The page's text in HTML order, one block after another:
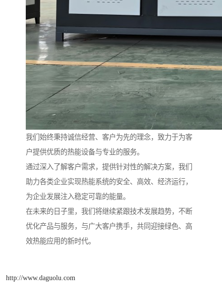
我们始终秉持诚信经营、客户为先的理念，致力于为客
户提供优质的热能设备与专业的服务。
通过深入了解客户需求，提供针对性的解决方案，我们
助力各类企业实现热能系统的安全、高效、经济运行，
为企业发展注入稳定可靠的能量。
在未来的日子里，我们将继续紧跟技术发展趋势，不断
优化产品与服务，与广大客户携手，共同迎接绿色、高
效热能应用的新时代。
http://www.daguolu.com